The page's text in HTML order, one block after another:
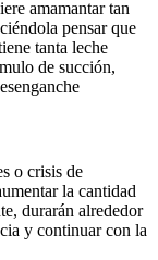
amamantar tan
pensar que
tanta leche
de succión,
o crisis de
la cantidad
durarán alrededor
y continuar con la